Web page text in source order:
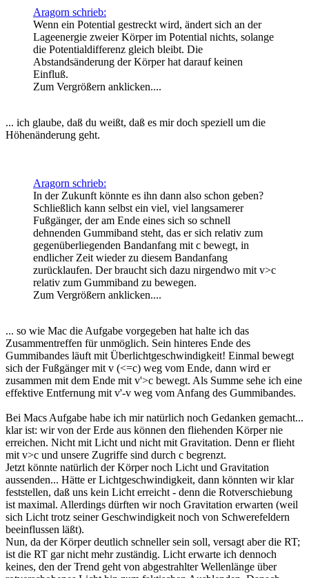
Aragorn schrieb:
Wenn ein Potential gestreckt wird, ändert sich an der
Lageenergie zweier Körper im Potential nichts, solange
die Potentialdifferenz gleich bleibt. Die
Abstandsänderung der Körper hat darauf keinen
Einfluß.
Zum Vergrößern anklicken....
... ich glaube, daß du weißt, daß es mir doch speziell um die
Höhenänderung geht.
Aragorn schrieb:
In der Zukunft könnte es ihn dann also schon geben?
Schließlich kann selbst ein viel, viel langsamerer
Fußgänger, der am Ende eines sich so schnell
dehnenden Gummiband steht, das er sich relativ zum
gegenüberliegenden Bandanfang mit c bewegt, in
endlicher Zeit wieder zu diesem Bandanfang
zurücklaufen. Der braucht sich dazu nirgendwo mit v>c
relativ zum Gummiband zu bewegen.
Zum Vergrößern anklicken....
... so wie Mac die Aufgabe vorgegeben hat halte ich das
Zusammentreffen für unmöglich. Sein hinteres Ende des
Gummibandes läuft mit Überlichtgeschwindigkeit! Einmal bewegt
sich der Fußgänger mit v (<=c) weg vom Ende, dann wird er
zusammen mit dem Ende mit v'>c bewegt. Als Summe sehe ich eine
effektive Entfernung mit v'-v weg vom Anfang des Gummibandes.
Bei Macs Aufgabe habe ich mir natürlich noch Gedanken gemacht...
klar ist: wir von der Erde aus können den fliehenden Körper nie
erreichen. Nicht mit Licht und nicht mit Gravitation. Denn er flieht
mit v>c und unsere Zugriffe sind durch c begrenzt.
Jetzt könnte natürlich der Körper noch Licht und Gravitation
aussenden... Hätte er Lichtgeschwindigkeit, dann könnten wir klar
feststellen, daß uns kein Licht erreicht - denn die Rotverschiebung
ist maximal. Allerdings dürften wir noch Gravitation erwarten (weil
sich Licht trotz seiner Geschwindigkeit noch von Schwerefeldern
beeinflussen läßt).
Nun, da der Körper deutlich schneller sein soll, versagt aber die RT;
ist die RT gar nicht mehr zuständig. Licht erwarte ich dennoch
keines, den der Trend geht von abgestrahlter Wellenlänge über